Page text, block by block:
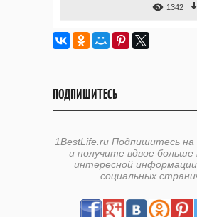
1342
ПОДПИШИТЕСЬ
1BestLife.ru Подпишитесь
и получите вдвое больше
интересной
социальных